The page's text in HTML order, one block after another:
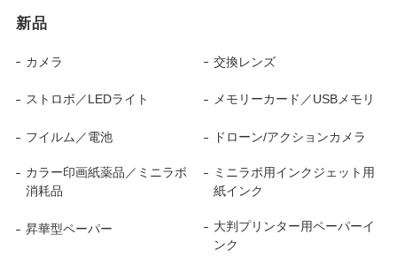
新品
カメラ 交換レンズ
ストロボ／LEDライト メモリーカード／USBメモリ
フイルム／電池 ドローン/アクションカメラ
カラー印画紙薬品／ミニラボ
消耗品
ミニラボ用インクジェット用
紙インク
昇華型ペーパー
大判プリンター用ペーパーイ
ンク